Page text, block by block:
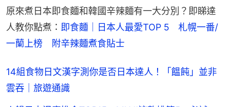
原來煮日本即食麵和韓國辛辣麵有一大分別？即睇達
人教你點煮： 即食麵｜日本人最愛TOP 5　札幌一番/
一蘭上榜　附辛辣麵煮食貼士
14組食物日文漢字測你是否日本達人！「饂飩」並非
雲吞｜旅遊通識